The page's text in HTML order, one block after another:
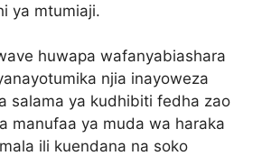
ya mtumiaji.
huwapa wafanyabiashara
njia inayoweza
salama ya kudhibiti fedha zao
manufaa ya muda wa haraka
ili kuendana na soko